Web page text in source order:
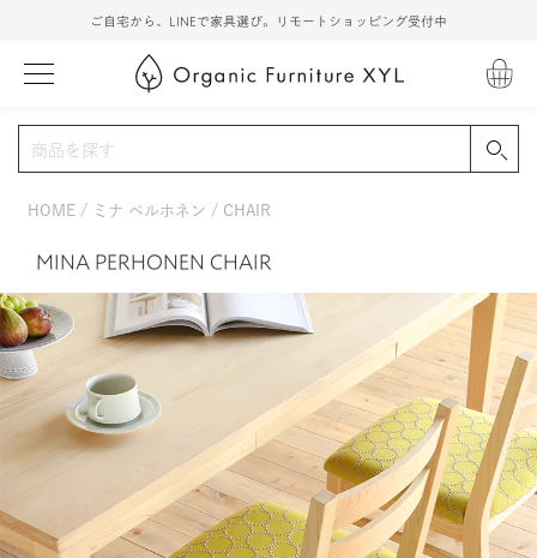
ご自宅から、LINEで家具選び。リモートショッピング受付中
HOME ミナ ペルホネン CHAIR
MINA PERHONEN CHAIR